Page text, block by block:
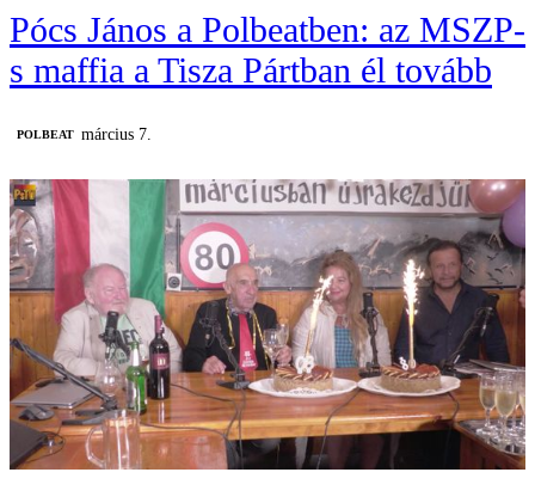
Pócs János a Polbeatben: az MSZP-
s maffia a Tisza Pártban él tovább
‎POLBEAT március 7.